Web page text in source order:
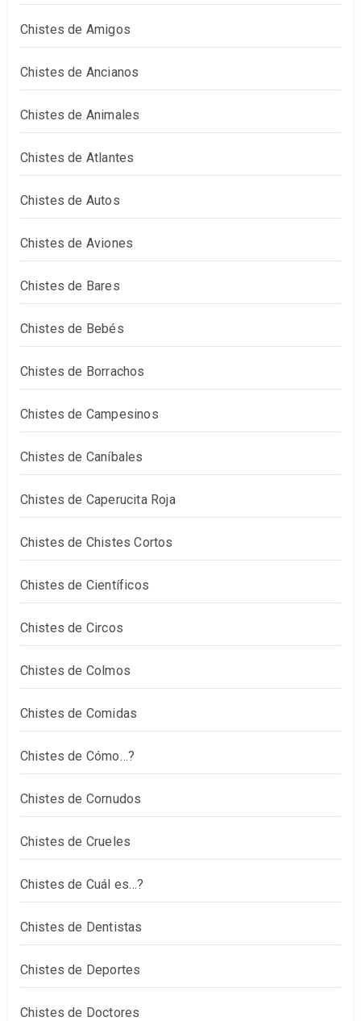
Chistes de Amigos
Chistes de Ancianos
Chistes de Animales
Chistes de Atlantes
Chistes de Autos
Chistes de Aviones
Chistes de Bares
Chistes de Bebés
Chistes de Borrachos
Chistes de Campesinos
Chistes de Caníbales
Chistes de Caperucita Roja
Chistes de Chistes Cortos
Chistes de Científicos
Chistes de Circos
Chistes de Colmos
Chistes de Comidas
Chistes de Cómo…?
Chistes de Cornudos
Chistes de Crueles
Chistes de Cuál es…?
Chistes de Dentistas
Chistes de Deportes
Chistes de Doctores